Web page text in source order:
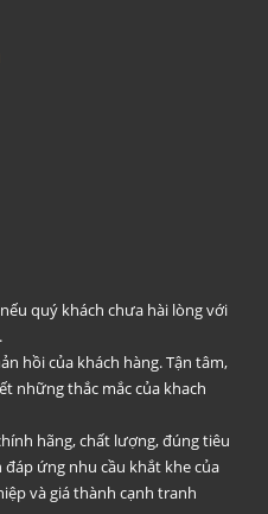
quý khách chưa hài lòng với
hồi của khách hàng. Tận tâm,
những thắc mắc của khach
hãng, chất lượng, đúng tiêu
ứng nhu cầu khắt khe của
và giá thành cạnh tranh